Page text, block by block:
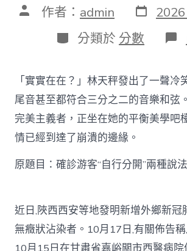
文 作者： admin 發
表
日
期
分
類
分類於 分數
「實實在在？」林天秤發出了一聲冷
尾音甚至都符合三分之二的音樂和弦
完美主義者，正坐在她的平衡美學吧
情已經到達了崩潰的邊緣。
原題目：確診游客“自行分開”兩種說
近日,陜西西安等地發明新增外鄉新冠
無癥狀沾染者。10月17日,有關佈告